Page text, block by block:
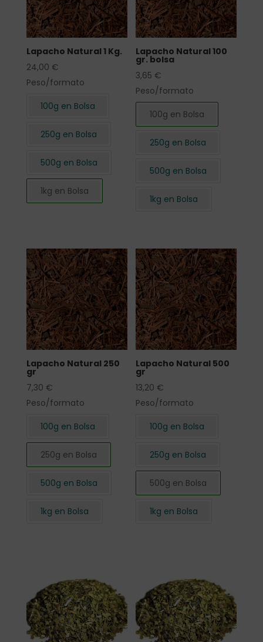
Lapacho Natural 1 Kg.
24,00 €
Peso/formato
100g en Bolsa
250g en Bolsa
500g en Bolsa
1kg en Bolsa
Lapacho Natural 100
gr. bolsa
3,65 €
Peso/formato
100g en Bolsa
250g en Bolsa
500g en Bolsa
1kg en Bolsa
Lapacho Natural 250
gr
7,30 €
Peso/formato
100g en Bolsa
250g en Bolsa
500g en Bolsa
1kg en Bolsa
Lapacho Natural 500
gr
13,20 €
Peso/formato
100g en Bolsa
250g en Bolsa
500g en Bolsa
1kg en Bolsa